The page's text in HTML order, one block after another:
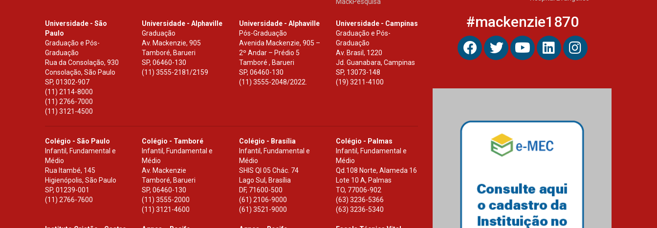
Universidade - São
Paulo
Graduação e Pós-
Graduação
Rua da Consolação, 930
Consolação, São Paulo
SP, 01302-907
(11) 2114-8000
(11) 2766-7000
(11) 3121-4500
Universidade - Alphaville
Graduação
Av. Mackenzie, 905
Tamboré, Barueri
SP,06460-130
(11) 3555-2181/2159
Universidade - Alphaville
Pós-Graduação
Avenida Mackenzie, 905 –
2º Andar – Prédio 5
Tamboré , Barueri
SP, 06460-130
(11) 3555-2048/2022.
Universidade - Campinas
Graduação e Pós-
Graduação
Av. Brasil, 1220
Jd. Guanabara, Campinas
SP, 13073-148
(19) 3211-4100
Colégio - São Paulo
Infantil, Fundamental e
Médio
Rua Itambé, 145
Higienópolis, São Paulo
SP, 01239-001
(11) 2766-7600
Colégio - Tamboré
Infantil, Fundamental e
Médio
Av. Mackenzie
Tamboré, Barueri
SP,06460-130
(11) 3555-2000
(11) 3121-4600
Colégio - Brasília
Infantil, Fundamental e
Médio
SHIS Ql 05 Chác. 74
Lago Sul, Brasília
DF, 71600-500
(61) 2106-9000
(61) 3521-9000
Colégio - Palmas
Infantil, Fundamental e
Médio
Qd.108 Norte, Alameda 16
Lote 10 A, Palmas
TO, 77006-902
(63) 3236-5366
(63) 3236-5340
#mackenzie1870